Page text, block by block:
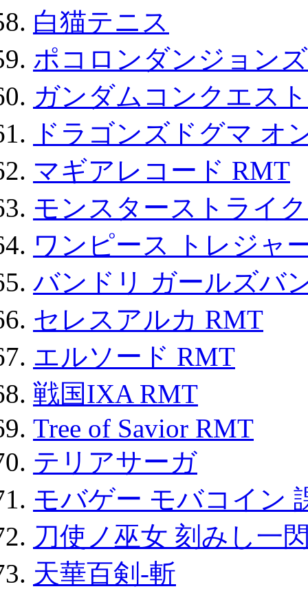
白猫テニス
ポコロンダンジョン
ガンダムコンクエスト
ドラゴンズドグマ オ
マギアレコード RMT
モンスターストライ
ワンピース トレジャ
バンドリ ガールズバ
セレスアルカ RMT
エルソード RMT
戦国IXA RMT
Tree of Savior RMT
テリアサーガ
モバゲー モバコイン
刀使ノ巫女 刻みし一
天華百剣-斬